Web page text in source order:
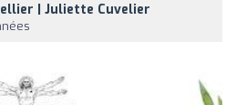
| Juliette Cuvelier